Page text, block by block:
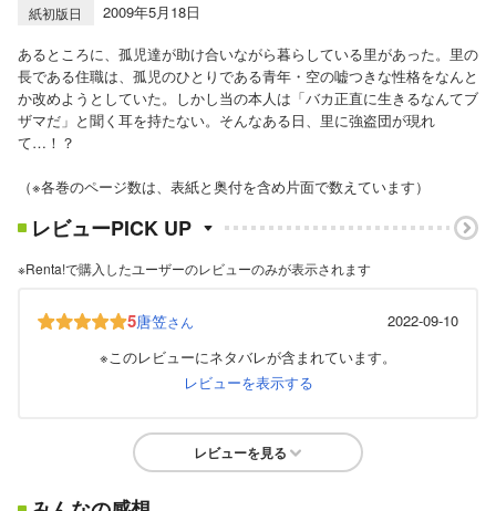
紙初版日
2009年5月18日
あるところに、孤児達が助け合いながら暮らしている里があった。里の
長である住職は、孤児のひとりである青年・空の嘘つきな性格をなんと
か改めようとしていた。しかし当の本人は「バカ正直に生きるなんてブ
ザマだ」と聞く耳を持たない。そんなある日、里に強盗団が現れ
て…！？
（※各巻のページ数は、表紙と奥付を含め片面で数えています）
レビューPICK UP
※Renta!で購入したユーザーのレビューのみが表示されます
5唐笠さん
2022-09-10
※このレビューにネタバレが含まれています。
レビューを表示する
レビューを見る